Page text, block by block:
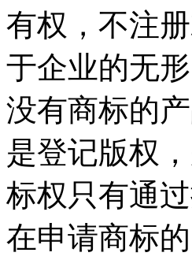
有权，不注
于企业的无
没有商标的
是登记版权
标权只有通
在申请商标